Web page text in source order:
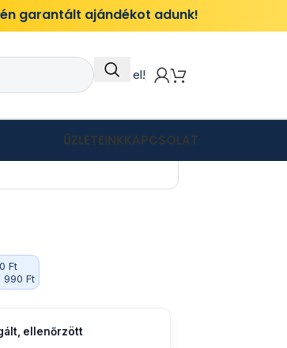
garantált ajándékot adunk!
Itt add el!
ÜZLETEINKKAPCSOLAT
Ft
990 Ft
ellenőrzött